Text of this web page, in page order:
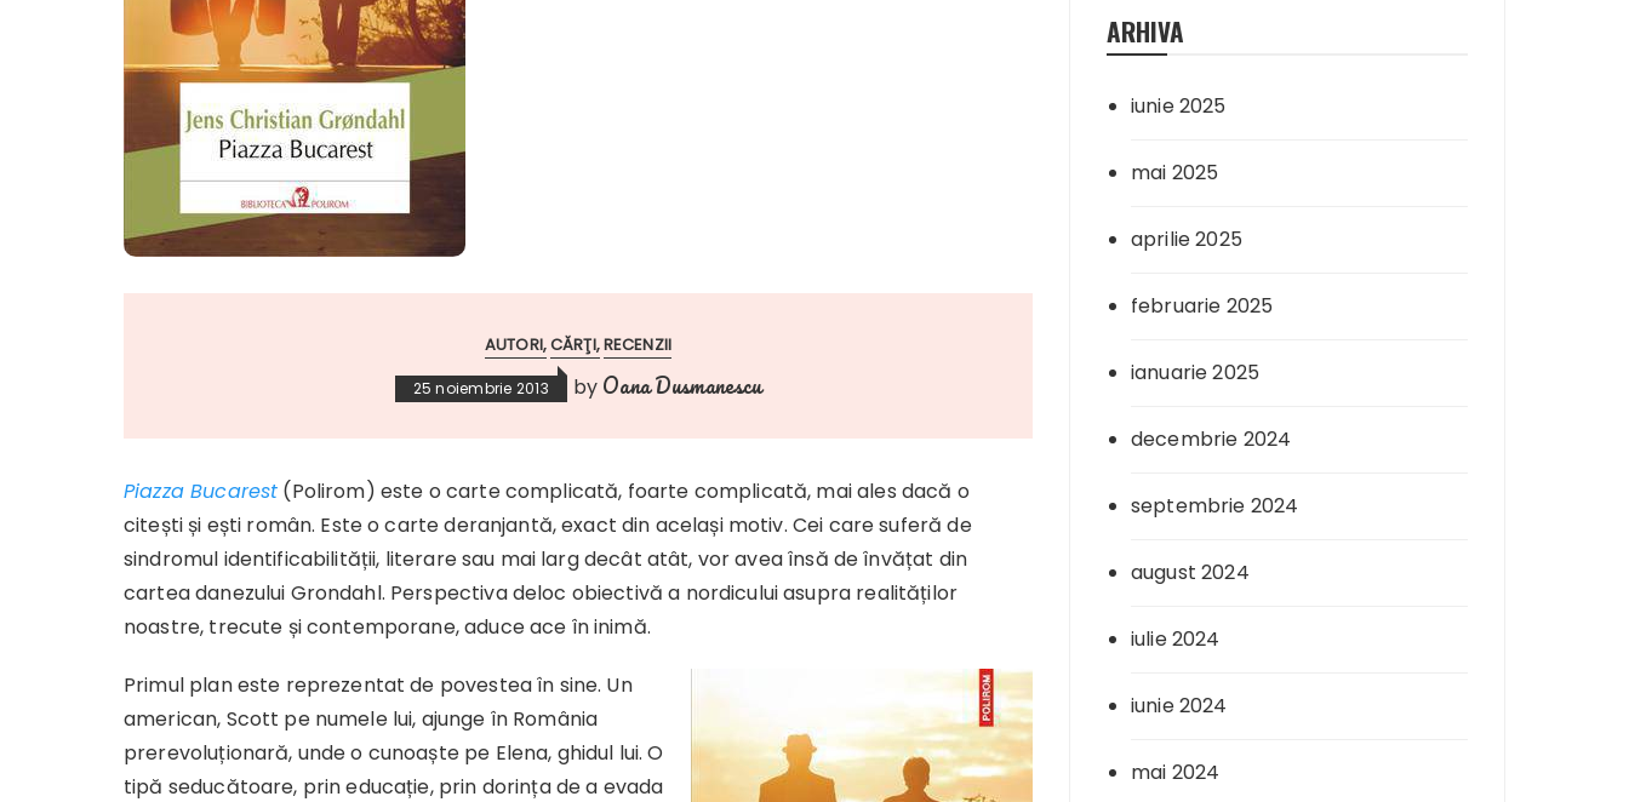
AUTORI CĂRŢI RECENZII
25 noiembrie 2013 by Oana Dusmanescu
Piazza Bucarest (Polirom) este o carte complicată, foarte complicată, mai ales dacă o
citești și ești român. Este o carte deranjantă, exact din același motiv. Cei care suferă de
sindromul identificabilității, literare sau mai larg decât atât, vor avea însă de învățat din
cartea danezului Grondahl. Perspectiva deloc obiectivă a nordicului asupra realităților
noastre, trecute și contemporane, aduce ace în inimă.
Primul plan este reprezentat de povestea în sine. Un
american, Scott pe numele lui, ajunge în România
prerevoluționară, unde o cunoaște pe Elena, ghidul lui. O
tipă seducătoare, prin educație, prin dorința de a evada
ARHIVA
iunie 2025
mai 2025
aprilie 2025
februarie 2025
ianuarie 2025
decembrie 2024
septembrie 2024
august 2024
iulie 2024
iunie 2024
mai 2024